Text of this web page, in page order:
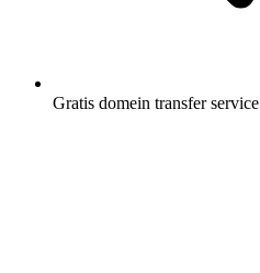
Gratis domein transfer service